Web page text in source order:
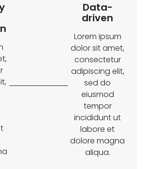
Data-
driven
Lorem ipsum
dolor sit amet,
consectetur
adipiscing elit,
sed do
eiusmod
tempor
incididunt ut
labore et
dolore magna
aliqua.